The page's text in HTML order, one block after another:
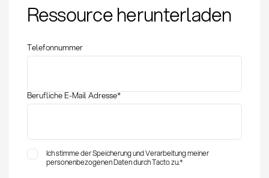
Definition, Methoden
und KPIs im Einkauf
Ressource herunterladen
Telefonnummer
Berufliche E-Mail Adresse*
Ich stimme der Speicherung und Verarbeitung meiner
personenbezogenen Daten durch Tacto zu.*